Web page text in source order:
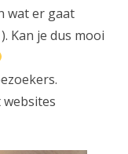
wat er gaat
Kan je dus mooi
websites